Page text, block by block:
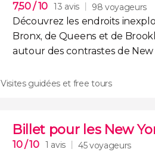
7,50/ 10 13 avis 98 voyageurs
Découvrez les endroits
Bronx, de Queens et de
autour des contrastes de New
Visites guidées et free tours
Billet pour les New
10/ 10 1 avis 45 voyageurs